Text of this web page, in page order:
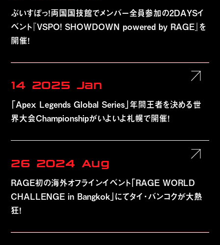
ぶいすぽっ！両国国技館でメンバー全員参加の2DAYSイ
ベント『VSPO! SHOWDOWN powered by RAGE』を
開催！
14 2025 Jan
「Apex Legends Global Series」年間王者を決める世
界大会Championshipがいよいよ札幌で開催！
26 2024 Aug
RAGE初の海外オフラインイベント「RAGE WORLD
CHALLENGE in Bangkok」にてタイ・バンコクが大熱
狂！